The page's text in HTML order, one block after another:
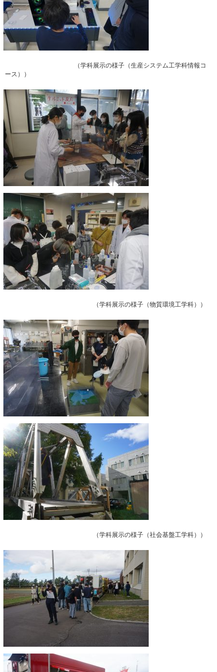
（学科展示の様子（生産システム工学科情報コ
ース））
（学科展示の様子（物質環境工学科））
（学科展示の様子（社会基盤工学科））